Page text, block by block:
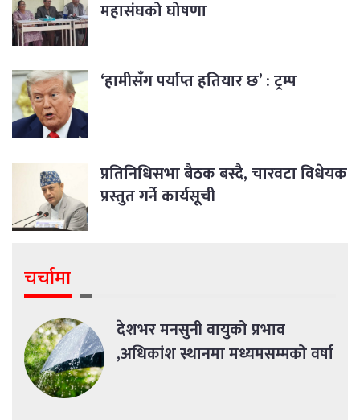
महासंघको घोषणा
‘हामीसँग पर्याप्त हतियार छ’ : ट्रम्प
प्रतिनिधिसभा बैठक बस्दै, चारवटा विधेयक
प्रस्तुत गर्ने कार्यसूची
चर्चामा
देशभर मनसुनी वायुको प्रभाव
,अधिकांश स्थानमा मध्यमसम्मको वर्षा